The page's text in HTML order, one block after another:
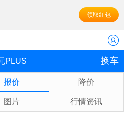
领取红包
PLUS 换车
报价 降价
图片 行情资讯